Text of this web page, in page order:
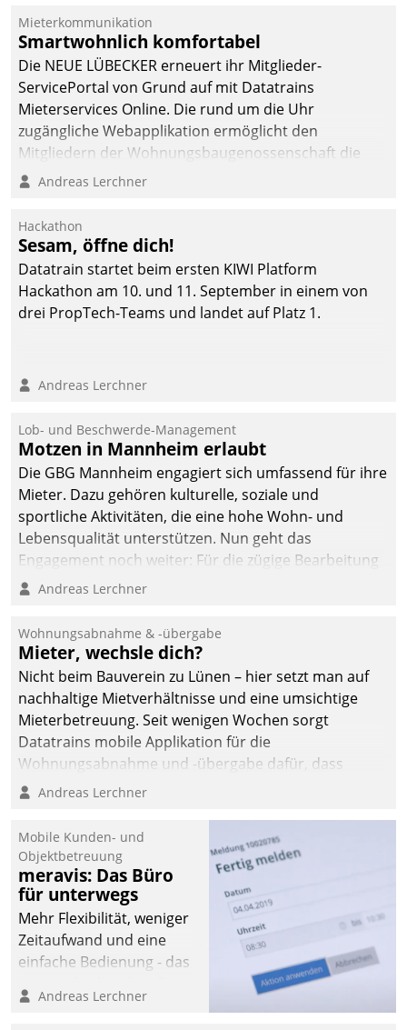
Datatrain ermöglicht
automatisiert ausgelöste,
zielgerichtete
Mieterbefragungen – eine
starke Grundlage für
intelligente,
Entscheidungen.
Mieterkommunikation
Smartwohnlich komfortabel
Die NEUE LÜBECKER erneuert ihr Mitglieder-
ServicePortal von Grund auf mit Datatrains
Mieterservices Online. Die rund um die Uhr
zugängliche Webapplikation ermöglicht den
Mitgliedern der Wohnungs­bau­genossenschaft die
Kontaktaufnahme per Smartphone, Tablet oder PC.
Andreas Lerchner
Hackathon
Sesam, öffne dich!
Datatrain startet beim ersten KIWI Platform
Hackathon am 10. und 11. September in einem von
drei PropTech-Teams und landet auf Platz 1.
Andreas Lerchner
Lob- und Beschwerde-Management
Motzen in Mannheim erlaubt
Die GBG Mannheim engagiert sich umfassend für ihre
Mieter. Dazu gehören kulturelle, soziale und
sportliche Aktivitäten, die eine hohe Wohn- und
Lebensqualität unterstützen. Nun geht das
Engagement noch weiter: Für die zügige Bearbeitung
von Beschwerden – oder Lob – richtet das
und Beschwerde-Management einen eigenen Kanal
ein.
Andreas Lerchner
Wohnungsabnahme & -übergabe
Mieter, wechsle dich?
Nicht beim Bauverein zu Lünen – hier setzt man auf
nachhaltige Mietverhältnisse und eine umsichtige
Mieterbetreuung. Seit wenigen Wochen sorgt
Datatrains mobile Applikation für die
Wohnungsabnahme und -übergabe dafür, dass
Mieter wohlgeordnet kommen und, so es sein muss,
Andreas Lerchner
Mobile Kunden- und
Objektbetreuung
meravis: Das Büro
für unterwegs
Mehr Flexibilität, weniger
Zeitaufwand und eine
einfache Bedienung - das
Cockpit für mobile
Andreas Lerchner